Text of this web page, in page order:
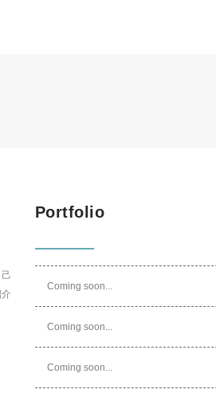
Portfolio
Coming soon...
Coming soon...
Coming soon...